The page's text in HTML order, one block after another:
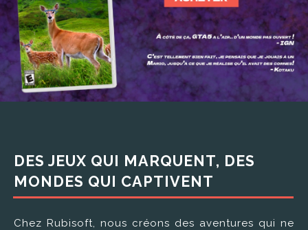
DES JEUX QUI MARQUENT, DES
MONDES QUI CAPTIVENT
Chez Rubisoft, nous créons des aventures qui ne